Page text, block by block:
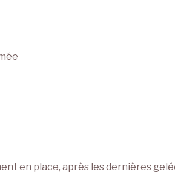
en place, après les dernières